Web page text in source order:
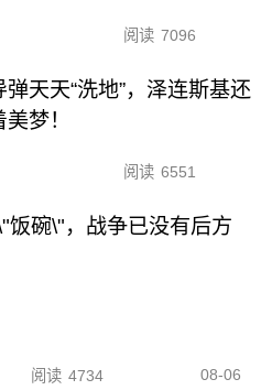
阅读 7096
弹天天“洗地”，泽连斯基还
梦！
阅读 6551
饭碗\"，战争已没有后方
阅读 4734 08-06